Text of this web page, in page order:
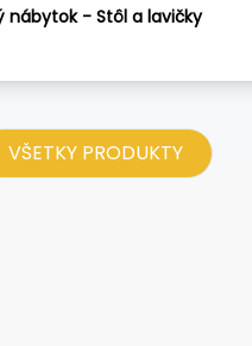
nábytok - Stôl a lavičky
VŠETKY PRODUKTY